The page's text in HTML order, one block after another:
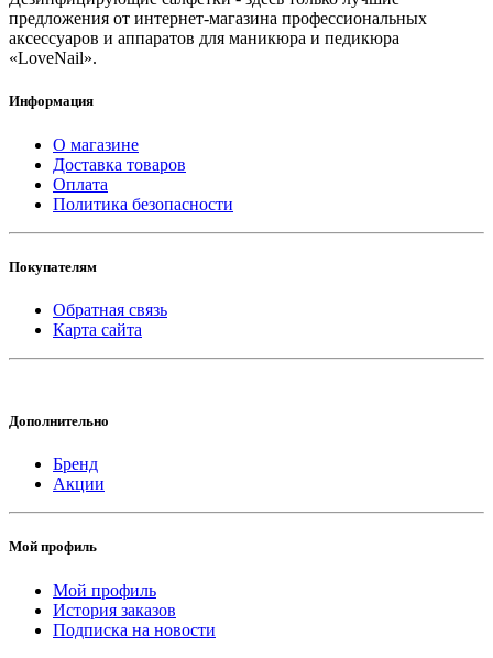
предложения от интернет-магазина профессиональных
аксессуаров и аппаратов для маникюра и педикюра
«LoveNail».
Информация
О магазине
Доставка товаров
Оплата
Политика безопасности
Покупателям
Обратная связь
Карта сайта
Дополнительно
Бренд
Акции
Мой профиль
Мой профиль
История заказов
Подписка на новости